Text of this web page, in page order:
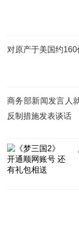
对原产于美国约
商务部新闻发言人
反制措施发表谈话